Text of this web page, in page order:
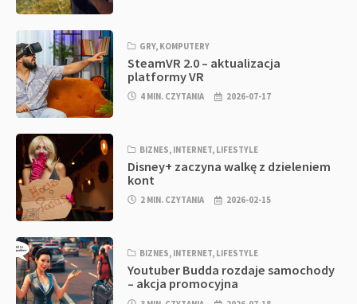
GRY, KOMPUTERY
SteamVR 2.0 – aktualizacja
platformy VR
4 MIN. CZYTANIA 2026-07-17
BIZNES, INTERNET, LIFESTYLE
Disney+ zaczyna walkę z dzieleniem
kont
2 MIN. CZYTANIA 2026-02-15
BIZNES, INTERNET, LIFESTYLE
Youtuber Budda rozdaje samochody
– akcja promocyjna